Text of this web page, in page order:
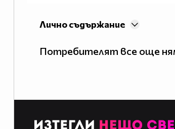
Лично съдържание
Потребителят все още